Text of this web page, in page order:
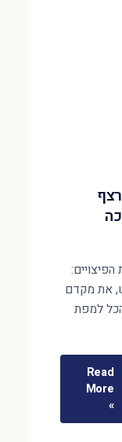
07/2026 – רצף
טופס 161 החדש, את מקדם
הכל למפת
Read
More
»